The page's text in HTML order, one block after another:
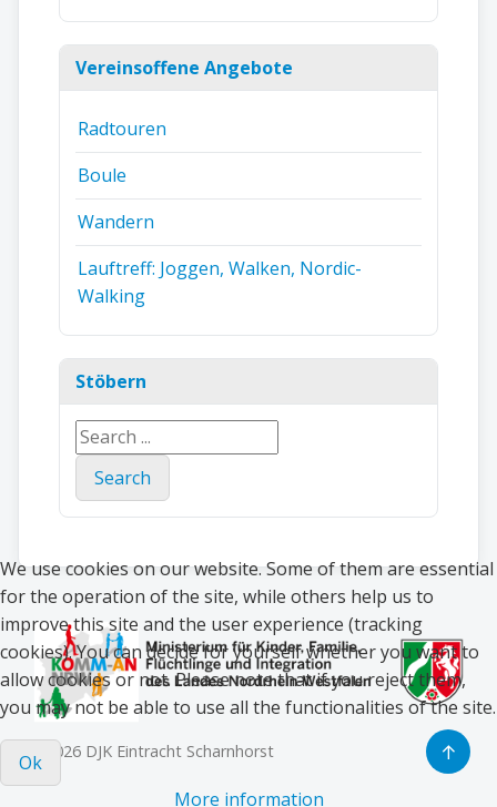
Vereinsoffene Angebote
Radtouren
Boule
Wandern
Lauftreff: Joggen, Walken, Nordic-
Walking
Stöbern
Search
...
Search
© 2026 DJK Eintracht Scharnhorst ↑
We use cookies on our website. Some of them are essential
for the operation of the site, while others help us to
improve this site and the user experience (tracking
cookies). You can decide for yourself whether you want to
allow cookies or not. Please note that if you reject them,
you may not be able to use all the functionalities of the site.
Ok
More information